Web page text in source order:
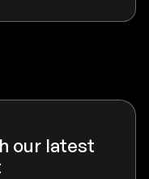
our latest